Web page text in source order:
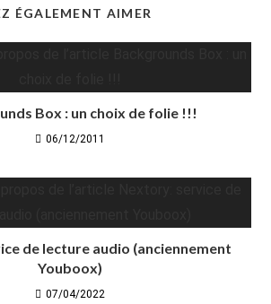
ÉGALEMENT AIMER
Box : un choix de folie !!!
06/12/2011
de lecture audio (anciennement
Youboox)
07/04/2022